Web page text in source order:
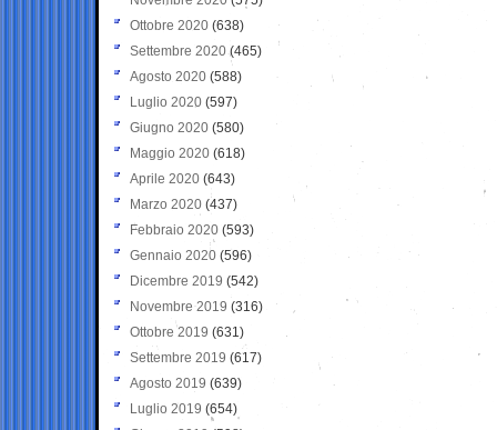
Ottobre 2020 (638)
Settembre 2020(465)
Agosto 2020 (588)
Luglio 2020 (597)
Giugno 2020 (580)
Maggio 2020 (618)
Aprile 2020 (643)
Marzo 2020 (437)
Febbraio 2020 (593)
Gennaio 2020 (596)
Dicembre 2019 (542)
Novembre 2019 (316)
Ottobre 2019 (631)
Settembre 2019 (617)
Agosto 2019 (639)
Luglio 2019 (654)